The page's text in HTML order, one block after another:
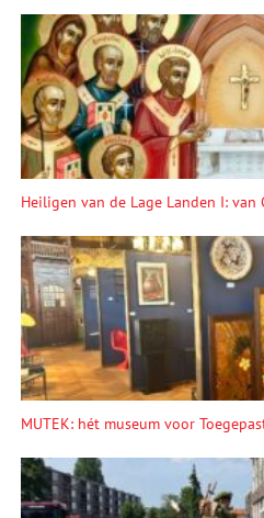
Heiligen van de Lage Landen I:
MUTEK: hét museum voor